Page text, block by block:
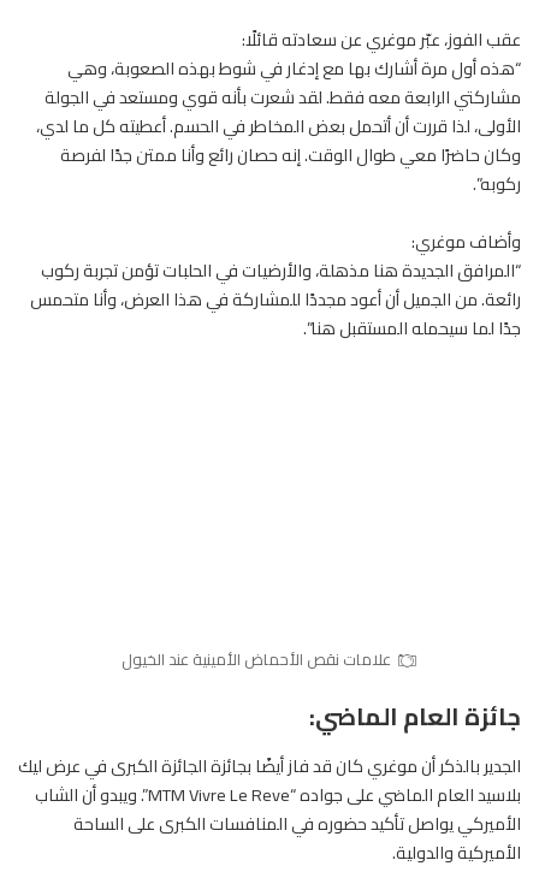
عقب الفوز، عبّر موغري عن سعادته قائلًا:
“هذه أول مرة أشارك بها مع إدغار في شوط بهذه الصعوبة، وهي
مشاركتي الرابعة معه فقط. لقد شعرت بأنه قوي ومستعد في الجولة
الأولى، لذا قررت أن أتحمل بعض المخاطر في الحسم. أعطيته كل ما لدي،
وكان حاضرًا معي طوال الوقت. إنه حصان رائع وأنا ممتن جدًا لفرصة
ركوبه”.
وأضاف موغري:
“المرافق الجديدة هنا مذهلة، والأرضيات في الحلبات تؤمن تجربة ركوب
رائعة. من الجميل أن أعود مجددًا للمشاركة في هذا العرض، وأنا متحمس
جدًا لما سيحمله المستقبل هنا”.
علامات نقص الأحماض الأمينية عند الخيول
جائزة العام الماضي:
الجدير بالذكر أن موغري كان قد فاز أيضًا بجائزة الجائزة الكبرى في عرض ليك
بلاسيد العام الماضي على جواده “MTM Vivre Le Reve”. ويبدو أن الشاب
الأميركي يواصل تأكيد حضوره في المنافسات الكبرى على الساحة
الأميركية والدولية.